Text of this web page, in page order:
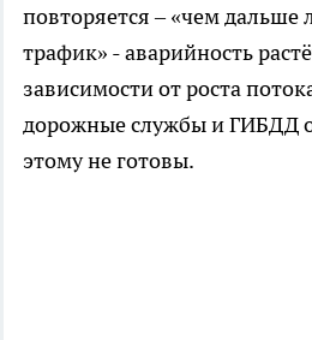
повторяется – «чем дальше
трафик» - аварийность
зависимости от роста
дорожные службы и ГИБДД
этому не готовы.